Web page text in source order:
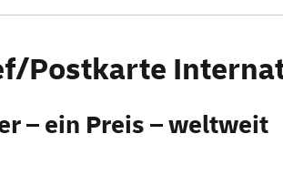
Postkarte
– ein Preis – weltweit